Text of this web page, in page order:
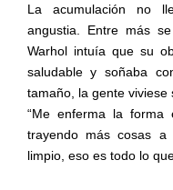
La acumulación no
angustia. Entre más
Warhol intuía que su
saludable y soñaba
tamaño, la gente viviese
“Me enferma la
trayendo más cosas
limpio, eso es todo lo